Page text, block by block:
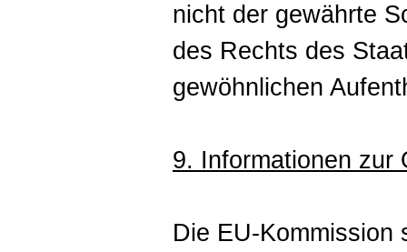
nicht der gewährte
des Rechts des
gewöhnlichen
9. Informationen zur
Die EU-Kommission